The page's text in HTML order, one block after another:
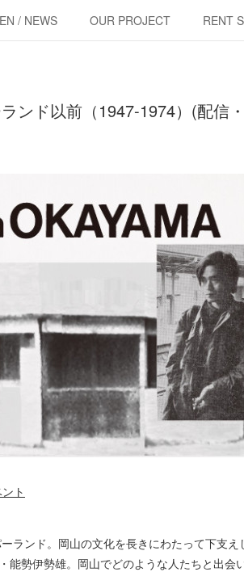
/ NEWS OUR PROJECT RENT
ンド以前（1947-1974）(配信
ト
ランド。岡山の文化を長きにわたって下支え
勢伊勢雄。岡山でどのような人たちと出会